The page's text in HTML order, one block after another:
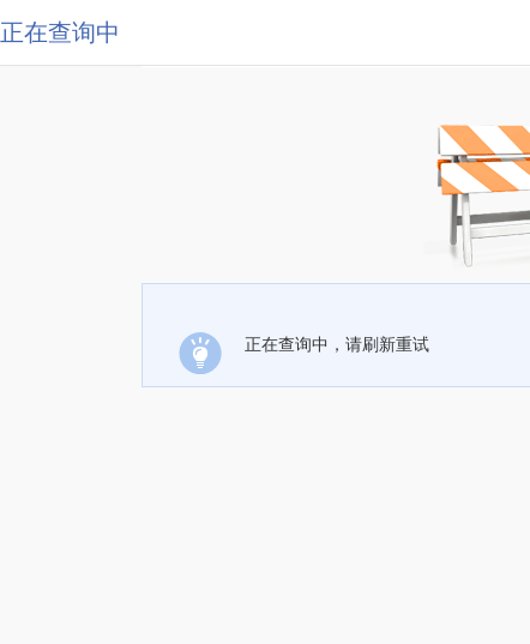
正在查询中
正在查询中，请刷新重试